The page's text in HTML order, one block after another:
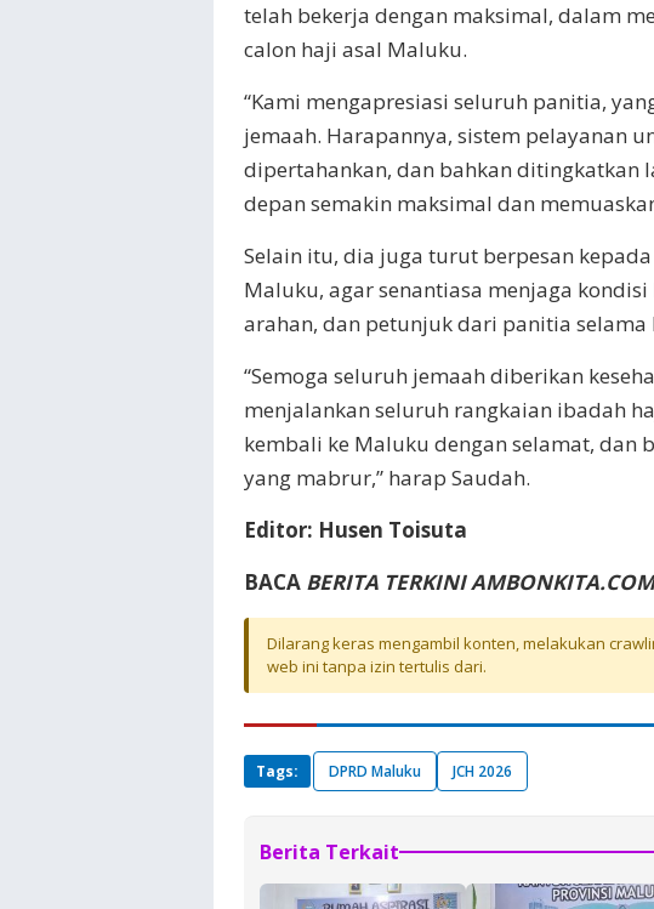
telah bekerja dengan maksimal, dalam
calon haji asal Maluku.
“Kami mengapresiasi seluruh panitia,
jemaah. Harapannya, sistem pelayanan
dipertahankan, dan bahkan ditingkatkan
depan semakin maksimal dan
Selain itu, dia juga turut berpesan
Maluku, agar senantiasa menjaga
arahan, dan petunjuk dari panitia selama
“Semoga seluruh jemaah diberikan
menjalankan seluruh rangkaian ibadah
kembali ke Maluku dengan selamat, dan
yang mabrur,” harap Saudah.
Editor: Husen Toisuta
BACA BERITA TERKINI
Dilarang keras mengambil konten, melakukan
web ini tanpa izin tertulis dari.
Tags: DPRD Maluku JCH 2026
Berita Terkait